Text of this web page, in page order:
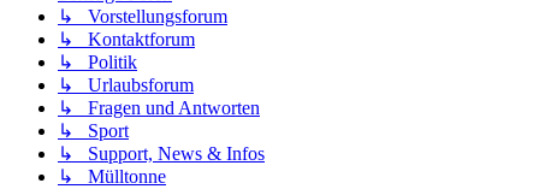
↳ Vorstellungsforum
↳ Kontaktforum
↳ Politik
↳ Urlaubsforum
↳ Fragen und Antworten
↳ Sport
↳ Support, News & Infos
↳ Mülltonne